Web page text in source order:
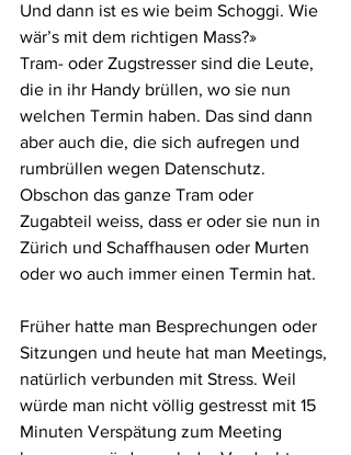
Und dann ist es wie beim Schoggi. Wie
wär’s mit dem richtigen Mass?»
Tram- oder Zugstresser sind die Leute,
die in ihr Handy brüllen, wo sie nun
welchen Termin haben. Das sind dann
aber auch die, die sich aufregen und
rumbrüllen wegen Datenschutz.
Obschon das ganze Tram oder
Zugabteil weiss, dass er oder sie nun in
Zürich und Schaffhausen oder Murten
oder wo auch immer einen Termin hat.
Früher hatte man Besprechungen oder
Sitzungen und heute hat man Meetings,
natürlich verbunden mit Stress. Weil
würde man nicht völlig gestresst mit 15
Minuten Verspätung zum Meeting